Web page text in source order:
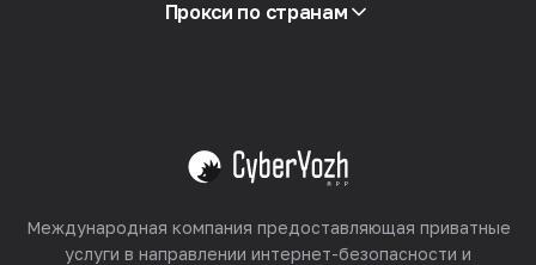
Реселлинг
Прокси по странам
Смотреть все
Международная компания предоставляющая приватные
услуги в направлении интернет-безопасности и